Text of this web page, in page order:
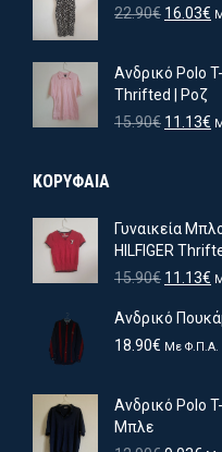
11.90€.
22.90€ Original
22.90€.
16.03€ Η
Ανδρικό Polo
Thrifted | Ροζ
15.90€ Original
11.13€ Η
ΚΟΡΥΦΑΙΑ
Γυναικεία
HILFIGER
15.90€ Original
was:
15.90€.
11.13€ Η
Ανδρικό
18.90€ Με Φ.Π.Α.
Ανδρικό Polo
Μπλε